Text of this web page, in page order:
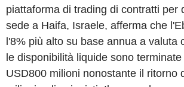
piattaforma di trading di contratti per
sede a Haifa, Israele, afferma che
l'8% più alto su base annua a valuta
le disponibilità liquide sono
USD800 milioni nonostante il ritorno